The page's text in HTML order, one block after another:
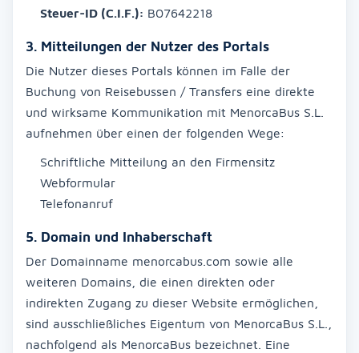
Steuer-ID (C.I.F.): B07642218
3. Mitteilungen der Nutzer des Portals
Die Nutzer dieses Portals können im Falle der
Buchung von Reisebussen / Transfers eine direkte
und wirksame Kommunikation mit MenorcaBus S.L.
aufnehmen über einen der folgenden Wege:
Schriftliche Mitteilung an den Firmensitz
Webformular
Telefonanruf
5. Domain und Inhaberschaft
Der Domainname menorcabus.com sowie alle
weiteren Domains, die einen direkten oder
indirekten Zugang zu dieser Website ermöglichen,
sind ausschließliches Eigentum von MenorcaBus S.L.,
nachfolgend als MenorcaBus bezeichnet. Eine